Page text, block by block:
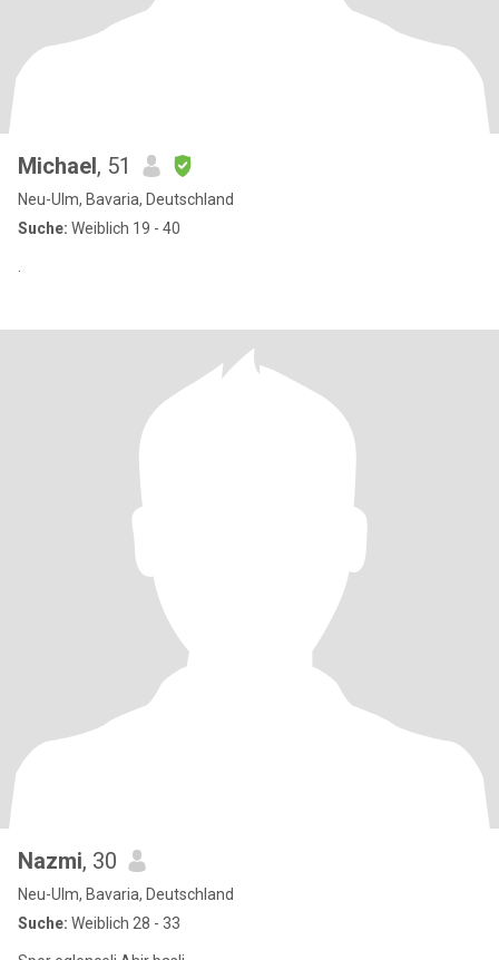
Michael, 51
Neu-Ulm, Bavaria, Deutschland
Suche: Weiblich 19 - 40
Nazmi, 30
Neu-Ulm, Bavaria, Deutschland
Suche: Weiblich 28 - 33